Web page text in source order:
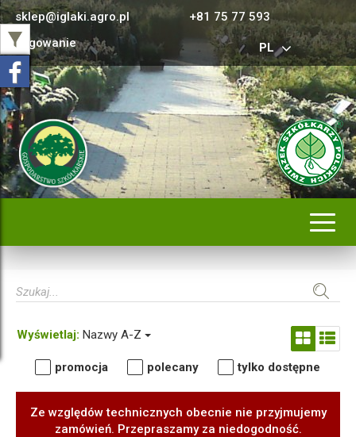
sklep@iglaki.agro.pl
+81 75 77 593
Logowanie
PL
Wyświetlaj: Nazwy A-Z
promocja polecany tylko dostępne
Ze względów technicznych obecnie nie przyjmujemy
zamówień. Przepraszamy za niedogodność.